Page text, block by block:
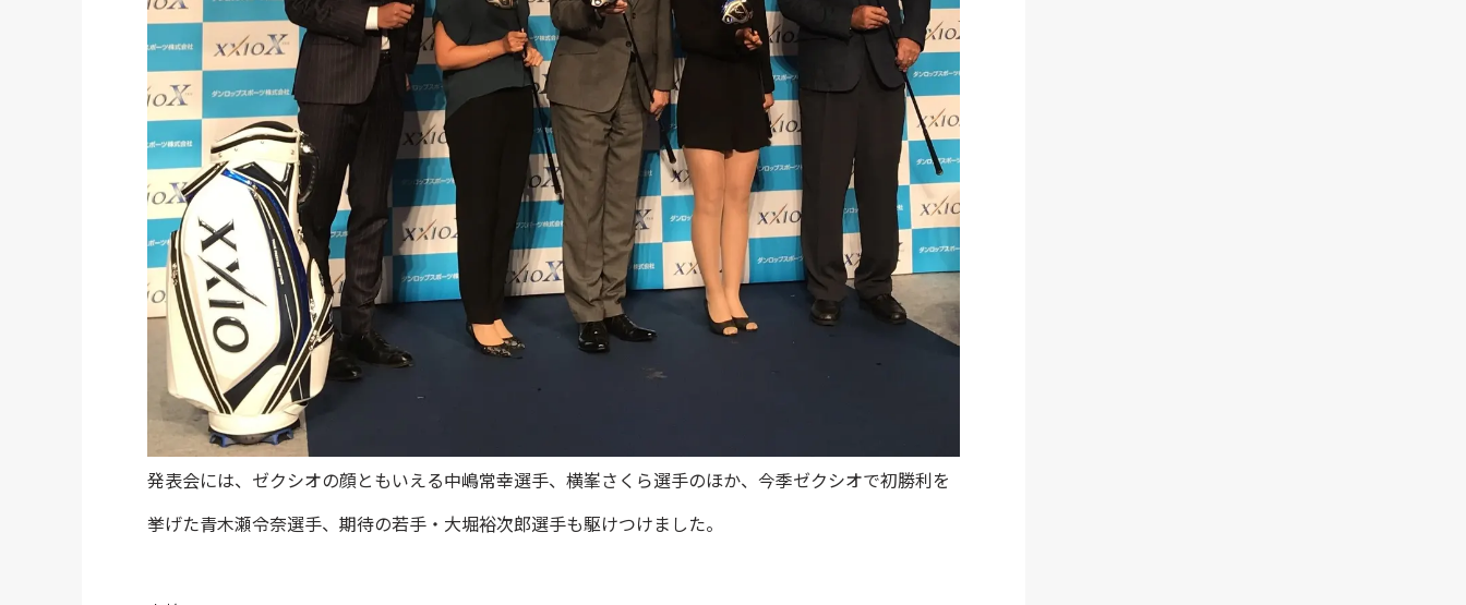
発表会には、ゼクシオの顔ともいえる中嶋常幸選手、横峯さくら選手のほか、今季ゼクシオで初勝利を
挙げた青木瀬令奈選手、期待の若手・大堀裕次郎選手も駆けつけました。